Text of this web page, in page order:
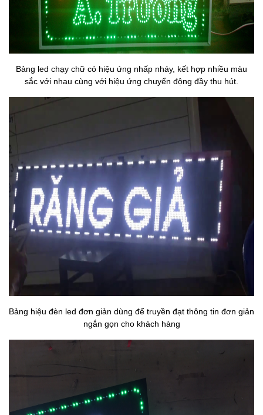
Bảng led chạy chữ có hiệu ứng nhấp nháy, kết hợp nhiều màu
sắc với nhau cùng với hiệu ứng chuyển động đầy thu hút.
Bảng hiệu đèn led đơn giản dùng để truyền đạt thông tin đơn giản
ngắn gọn cho khách hàng